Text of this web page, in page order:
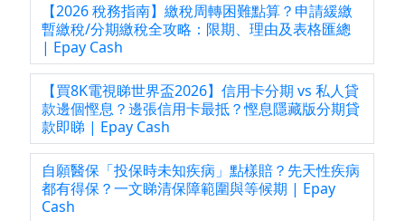
【2026 稅務指南】繳稅周轉困難點算？申請緩繳
暫繳稅/分期繳稅全攻略：限期、理由及表格匯總
| Epay Cash
【買8K電視睇世界盃2026】信用卡分期 vs 私人貸
款邊個慳息？邊張信用卡最抵？慳息隱藏版分期貸
款即睇 | Epay Cash
自願醫保「投保時未知疾病」點樣賠？先天性疾病
都有得保？一文睇清保障範圍與等候期 | Epay
Cash